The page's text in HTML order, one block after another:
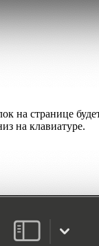
на странице
на клавиатуре.